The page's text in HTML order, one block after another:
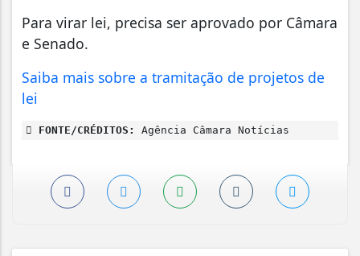
Para virar lei, precisa ser aprovado por Câmara
e Senado.
Saiba mais sobre a tramitação de projetos de
lei
FONTE/CRÉDITOS: Agência Câmara Notícias